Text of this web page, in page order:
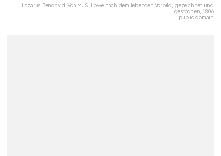
Lazarus Bendavid. Von M. S. Lowe nach dem lebenden Vorbild, gezeichnet und
gestochen, 1806
public domain